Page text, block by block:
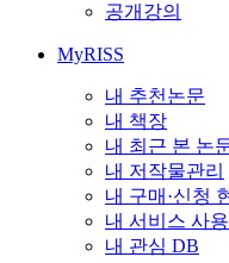
공개강의
MyRISS
내 추천논문
내 책장
내 최근 본 논
내 저작물관리
내 구매·신청
내 서비스 사
내 관심 DB